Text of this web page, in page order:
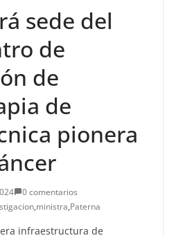
sede del
de
de
de
pionera
0 comentarios
,ministra,Paterna
infraestructura de